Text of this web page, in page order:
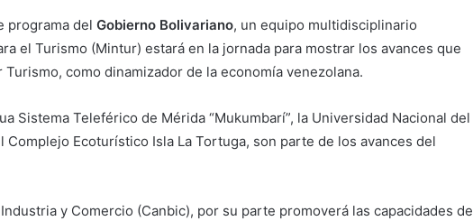
programa del Gobierno Bolivariano, un equipo multidisciplinario
el Turismo (Mintur) estará en la jornada para mostrar los avances que
como dinamizador de la economía venezolana.
Sistema Teleférico de Mérida “Mukumbarí”, la Universidad Nacional del
Ecoturístico Isla La Tortuga, son parte de los avances del
y Comercio (Canbic), por su parte promoverá las capacidades de